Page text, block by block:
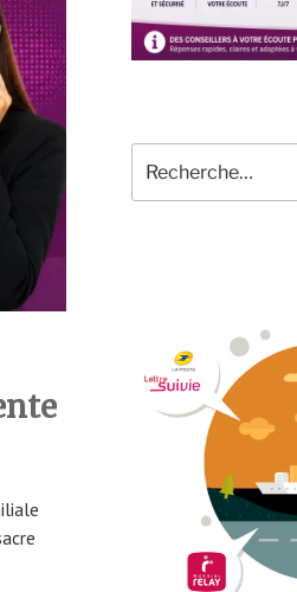
pour